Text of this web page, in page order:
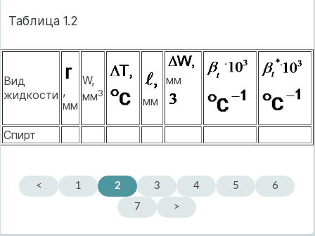
Таблица 1.2
Вид
жидкости ,
мм
W,
мм3
мм
мм
Спирт
< 1 2 3 4 5
6
7
>